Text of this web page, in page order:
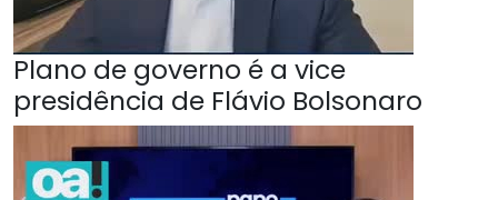
Plano de governo é a vice
presidência de Flávio Bolsonaro